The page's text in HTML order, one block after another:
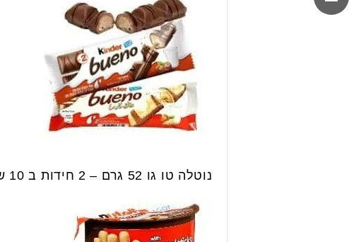
נוטלה טו גו 52 גרם – 2 חידות ב 10 ש״ח.